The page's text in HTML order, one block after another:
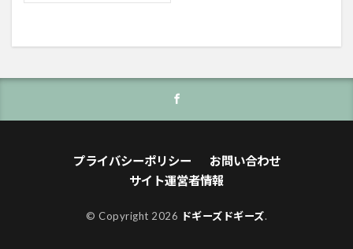
プライバシーポリシー
お問い合わせ
サイト運営者情報
© Copyright 2026 ドギーズドギーズ.